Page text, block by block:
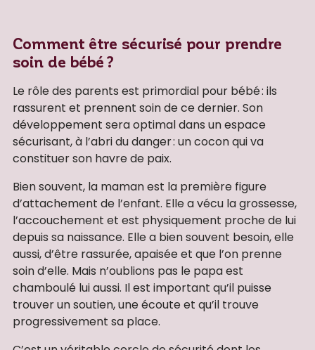
Comment être sécurisé pour prendre
soin de bébé ?
Le rôle des parents est primordial pour bébé : ils
rassurent et prennent soin de ce dernier. Son
développement sera optimal dans un espace
sécurisant, à l’abri du danger : un cocon qui va
constituer son havre de paix.
Bien souvent, la maman est la première figure
d’attachement de l’enfant. Elle a vécu la grossesse,
l’accouchement et est physiquement proche de lui
depuis sa naissance. Elle a bien souvent besoin, elle
aussi, d’être rassurée, apaisée et que l’on prenne
soin d’elle. Mais n’oublions pas le papa est
chamboulé lui aussi. Il est important qu’il puisse
trouver un soutien, une écoute et qu’il trouve
progressivement sa place.